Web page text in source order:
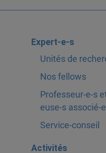
Expert-e-s
Unités de
Nos fellows
Professeur-e-s
euse-s associé-
Service-conseil
Activités